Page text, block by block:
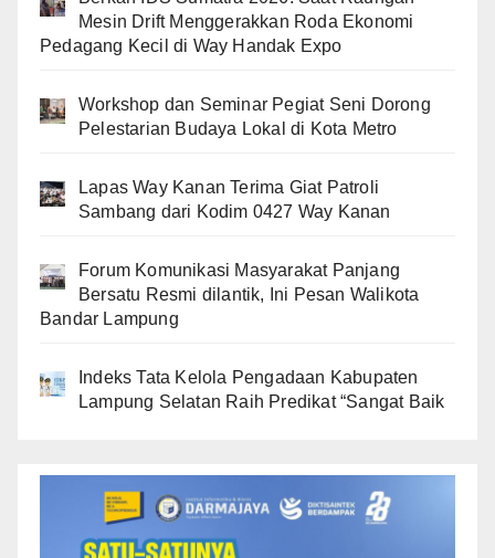
Mesin Drift Menggerakkan Roda Ekonomi
Pedagang Kecil di Way Handak Expo
Workshop dan Seminar Pegiat Seni Dorong
Pelestarian Budaya Lokal di Kota Metro
Lapas Way Kanan Terima Giat Patroli
Sambang dari Kodim 0427 Way Kanan
Forum Komunikasi Masyarakat Panjang
Bersatu Resmi dilantik, Ini Pesan Walikota
Bandar Lampung
Indeks Tata Kelola Pengadaan Kabupaten
Lampung Selatan Raih Predikat “Sangat Baik